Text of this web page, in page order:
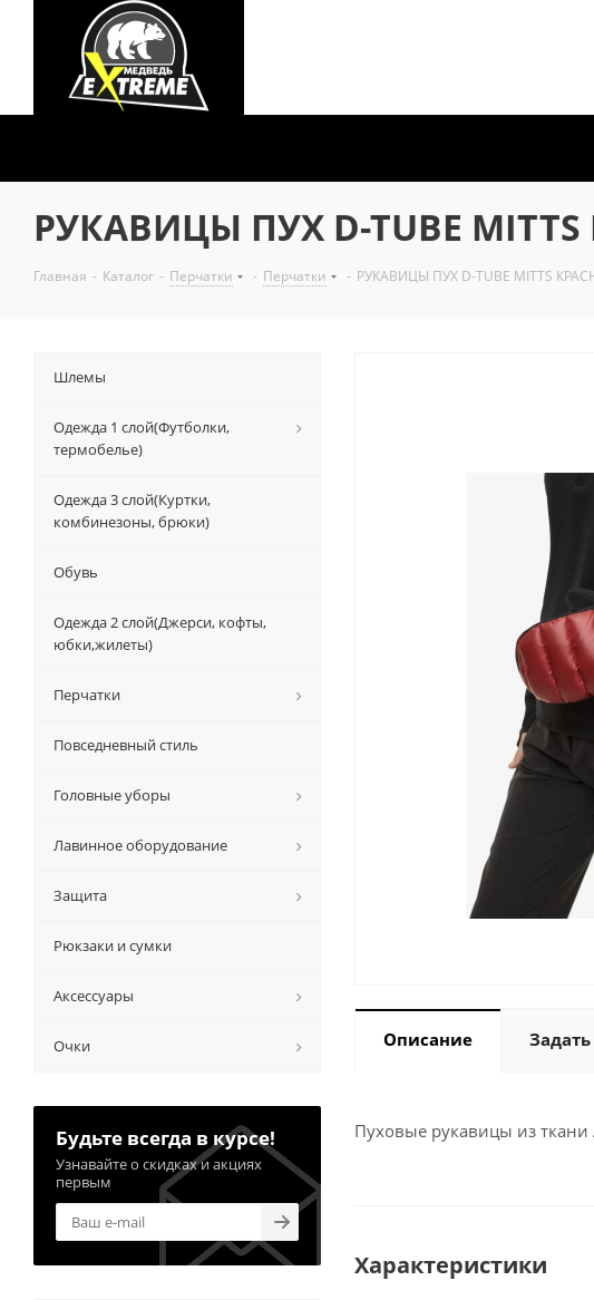
РУКАВИЦЫ ПУХ D-TUBE
Главная - Каталог - Перчатки - Перчатки - РУКАВИЦЫ ПУХ D-TUBE MITTS
Описание
Пуховые рукавицы из
Характеристики
Шлемы
Одежда 1 слой(Футболки,
термобелье)
Одежда 3 слой(Куртки,
комбинезоны, брюки)
Обувь
Одежда 2 слой(Джерси, кофты,
юбки,жилеты)
Перчатки
Повседневный стиль
Головные уборы
Лавинное оборудование
Защита
Рюкзаки и сумки
Аксессуары
Очки
Будьте всегда в курсе!
Узнавайте о скидках и акциях
первым